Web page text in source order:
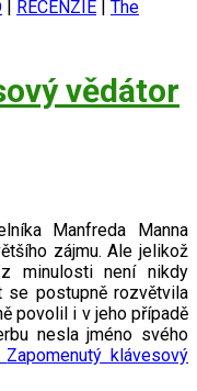
RECENZIE
The
vědátor
Manfreda Manna
zájmu. Ale jelikož
minulosti není nikdy
se postupně rozvětvila
povolil i v jeho případě
nesla jméno svého
Zapomenutý klávesový